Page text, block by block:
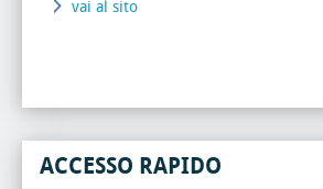
vai al sito
ACCESSO RAPIDO